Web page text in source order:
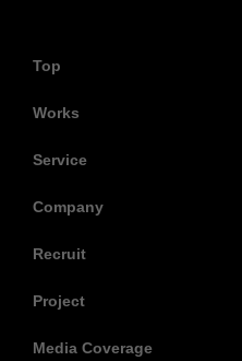
Top
Works
Service
Company
Recruit
Project
Media Coverage